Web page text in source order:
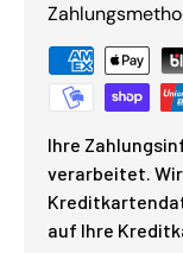
Ihre
verarbeitet.
auf Ihre